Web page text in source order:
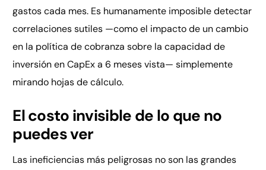
gastos cada mes. Es humanamente imposible detectar
correlaciones sutiles —como el impacto de un cambio
en la política de cobranza sobre la capacidad de
inversión en CapEx a 6 meses vista— simplemente
mirando hojas de cálculo.
El costo invisible de lo que no
puedes ver
Las ineficiencias más peligrosas no son las grandes